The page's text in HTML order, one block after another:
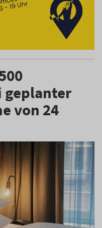
geplanter
von 24